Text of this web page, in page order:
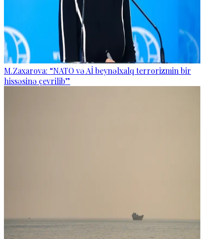
M.Zaxarova: “NATO və Aİ beynəlxalq terrorizmin bir
hissəsinə çevrilib”